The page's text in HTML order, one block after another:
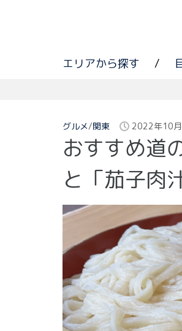
エリアから探す /
グルメ/関東 2022年10
おすすめ道
と「茄子肉